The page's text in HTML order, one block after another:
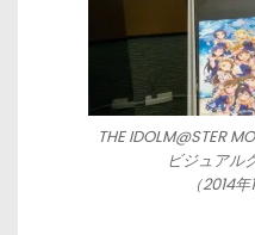
THE IDOLM@STER
ビジュアル
（2014